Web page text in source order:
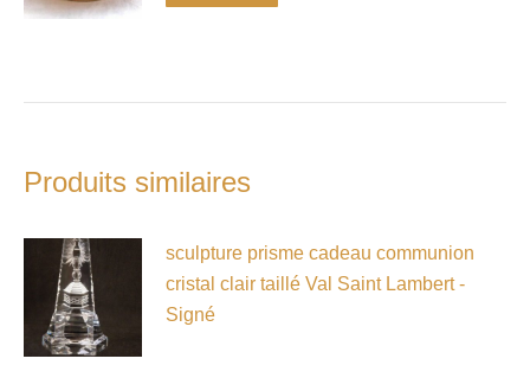
Produits similaires
sculpture prisme cadeau communion
cristal clair taillé Val Saint Lambert -
Signé